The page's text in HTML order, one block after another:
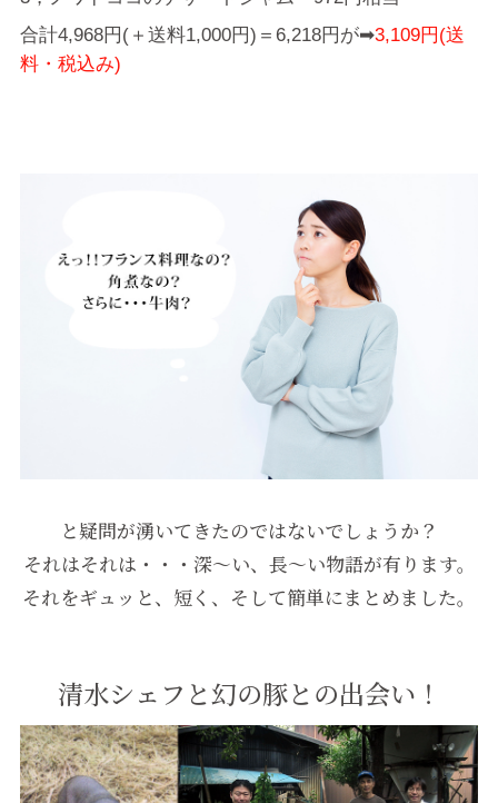
合計4,968円(＋送料1,000円)＝6,218円が➡3,109円(送
料・税込み)
と疑問が湧いてきたのではないでしょうか？
それはそれは・・・深～い、長～い物語が有ります。
それをギュッと、短く、そして簡単にまとめました。
清水シェフと幻の豚との出会い！